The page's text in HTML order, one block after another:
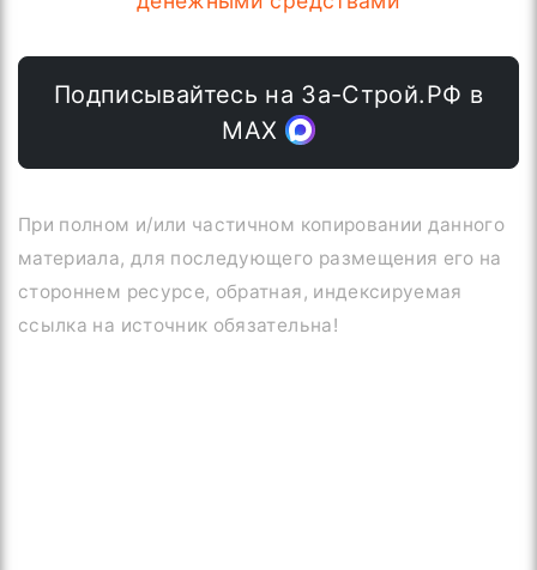
Подписывайтесь на За-Строй.РФ в
МАХ
При полном и/или частичном копировании данного
материала, для последующего размещения его на
стороннем ресурсе, обратная, индексируемая
ссылка на источник обязательна!